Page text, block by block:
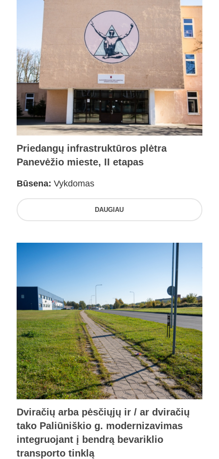
Priedangų infrastruktūros plėtra
Panevėžio mieste, II etapas
Būsena: Vykdomas
DAUGIAU
Dviračių arba pėsčiųjų ir / ar dviračių
tako Paliūniškio g. modernizavimas
integruojant į bendrą bevariklio
transporto tinklą